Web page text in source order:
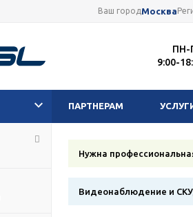
Ваш городМосква
ПН-
9:00-
ПАРТНЕРАМ
Нужна
Видеонаблюдение и